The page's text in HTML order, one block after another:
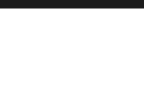
на недвижими имоти?